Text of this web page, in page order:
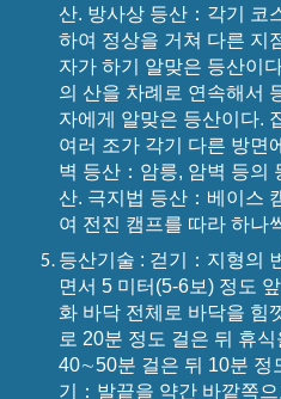
산. 방사상 등산：각기 코
하여 정상을 거쳐 다른 지
자가 하기 알맞은 등산이
의 산을 차례로 연속해서
자에게 알맞은 등산이다.
여러 조가 각기 다른 방면
벽 등산：암릉, 암벽 등의
산. 극지법 등산：베이스
여 전진 캠프를 따라 하나
등산기술 : 걷기：지형의
면서 5 미터(5-6보) 정도
화 바닥 전체로 바닥을 힘
로 20분 정도 걸은 뒤 휴
40∼50분 걸은 뒤 10분 정
기：발끝을 약간 바깥쪽